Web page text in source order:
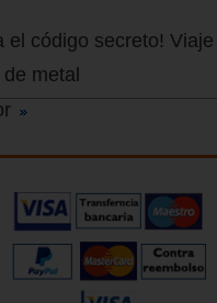
el código secreto! Viaje
metal